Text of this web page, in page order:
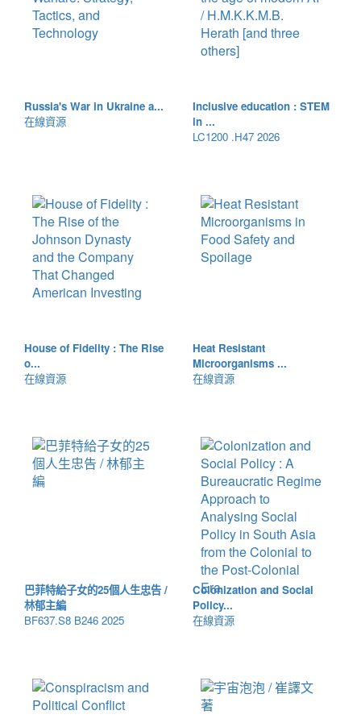
Russia's War in Ukraine a...
在線資源
Inclusive education : STEM
in ...
LC1200 .H47 2026
House of Fidelity : The Rise
o...
在線資源
Heat Resistant
Microorganisms ...
在線資源
巴菲特給子女的25個人生忠告 /
林郁主編
BF637.S8 B246 2025
Colonization and Social
Policy...
在線資源